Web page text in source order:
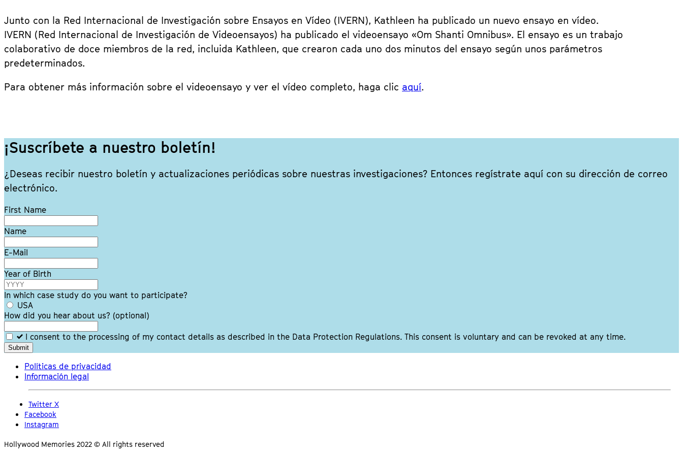
Junto con la Red Internacional de Investigación sobre Ensayos en Vídeo (IVERN), Kathleen ha publicado un nuevo ensayo en vídeo.
IVERN (Red Internacional de Investigación de Videoensayos) ha publicado el videoensayo «Om Shanti Omnibus». El ensayo es un trabajo
colaborativo de doce miembros de la red, incluida Kathleen, que crearon cada uno dos minutos del ensayo según unos parámetros
predeterminados.
Para obtener más información sobre el videoensayo y ver el vídeo completo, haga clic aquí.
¡Suscríbete a nuestro boletín!
¿Deseas recibir nuestro boletín y actualizaciones periódicas sobre nuestras investigaciones? Entonces regístrate aquí con su dirección de correo
electrónico.
Leave
field
blank
First Name
Name
E-Mail
Year of Birth
In which case study do you want to participate?
USA
How did you hear about us? (optional)
I consent to the processing of my contact details as described in the Data Protection Regulations. This consent is voluntary and can be revoked at any time.
Submit
Políticas de privacidad
Información legal
Twitter X
Facebook
Instagram
Hollywood Memories 2022 © All rights reserved